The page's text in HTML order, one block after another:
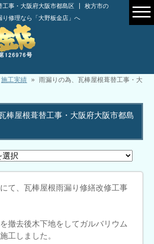
工事・大阪府大阪市都島区 | 枚方市の
り修理なら「大野板金店」へ
施工実績 » 雨漏りの為、瓦棒屋根葺替工事・大
棒屋根葺替工事・大阪府大阪市都島
て、瓦棒屋根雨漏り修繕改修工事
撤去後木下地をしてガルバリウム
工しました。